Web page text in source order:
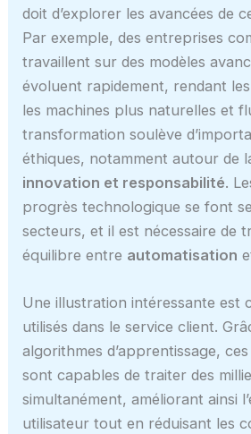
doit d’explorer les avancées de
Par exemple, des entreprises
travaillent sur des modèles
évoluent rapidement, rendant
les machines plus naturelles et
transformation soulève
éthiques, notamment autour de
innovation et responsabilité.
progrès technologique se font
secteurs, et il est nécessaire de
équilibre entre automatisation
Une illustration intéressante est
utilisés dans le service client.
algorithmes d’apprentissage,
sont capables de traiter des
simultanément, améliorant ainsi
utilisateur tout en réduisant les